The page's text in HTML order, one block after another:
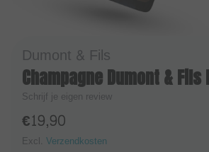
Dumont & Fils
Champagne Dumont &
Schrijf je eigen review
€19,90
Excl. Verzendkosten